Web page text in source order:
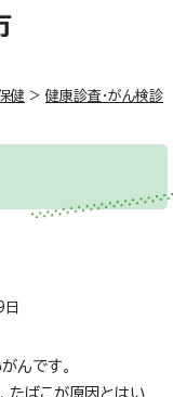
健 > 健康診査・がん検診
んです。
たばこが原因とはい